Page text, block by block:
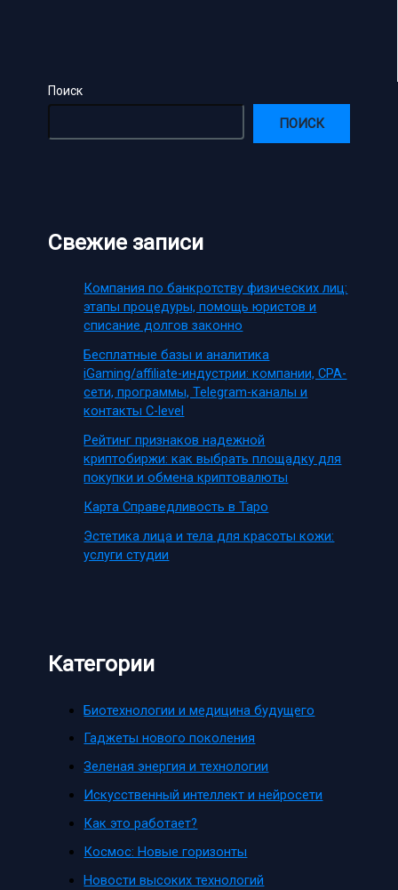
Поиск
ПОИСК
Свежие записи
Компания по банкротству физических лиц:
этапы процедуры, помощь юристов и
списание долгов законно
Бесплатные базы и аналитика
iGaming/affiliate-индустрии: компании, CPA-
сети, программы, Telegram-каналы и
контакты C-level
Рейтинг признаков надежной
криптобиржи: как выбрать площадку для
покупки и обмена криптовалюты
Карта Справедливость в Таро
Эстетика лица и тела для красоты кожи:
услуги студии
Категории
Биотехнологии и медицина будущего
Гаджеты нового поколения
Зеленая энергия и технологии
Искусственный интеллект и нейросети
Как это работает?
Космос: Новые горизонты
Новости высоких технологий